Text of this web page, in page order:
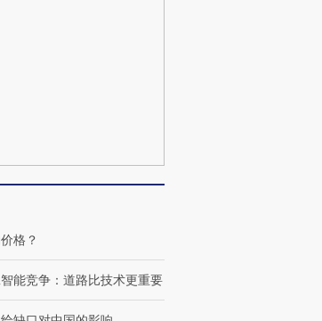
格？
能竞争：道路比技术更重要